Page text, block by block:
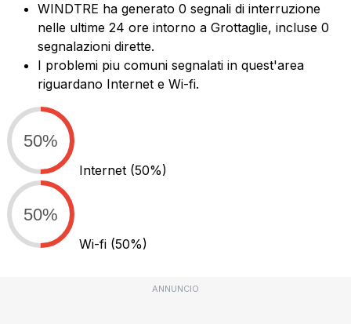
WINDTRE ha generato 0 segnali di interruzione
nelle ultime 24 ore intorno a Grottaglie, incluse 0
segnalazioni dirette.
I problemi piu comuni segnalati in quest'area
riguardano Internet e Wi-fi.
50%
Internet (50%)
50%
Wi-fi (50%)
ANNUNCIO